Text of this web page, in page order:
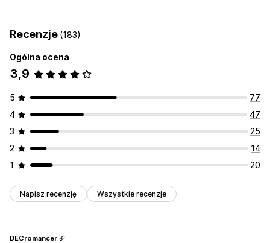
Recenzje (183)
Ogólna ocena
3,9
5
77
4
47
3
25
2
14
1
20
Napisz recenzję Wszystkie recenzje
DECromancer